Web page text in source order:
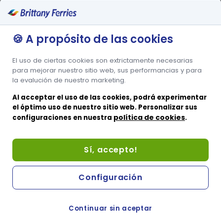
Menciones legales
Política de privacidad
Condiciones del transporte
Otros sitios web
Sitio web francés
Sitio web inglés
Sitio web de pasajeros
Brittany Ferries © 2023 Todos los derechos reservados ・
🍪 A propósito de las cookies
El uso de ciertas cookies son extrictamente necesarias
para mejorar nuestro sitio web, sus performancias y para
la evalución de nuestro marketing.
Al acceptar el uso de las cookies, podrá experimentar
el óptimo uso de nuestro sitio web. Personalizar sus
configuraciones en nuestra política de cookies.
Sí, accepto!
Continuar sin aceptar
Configuración